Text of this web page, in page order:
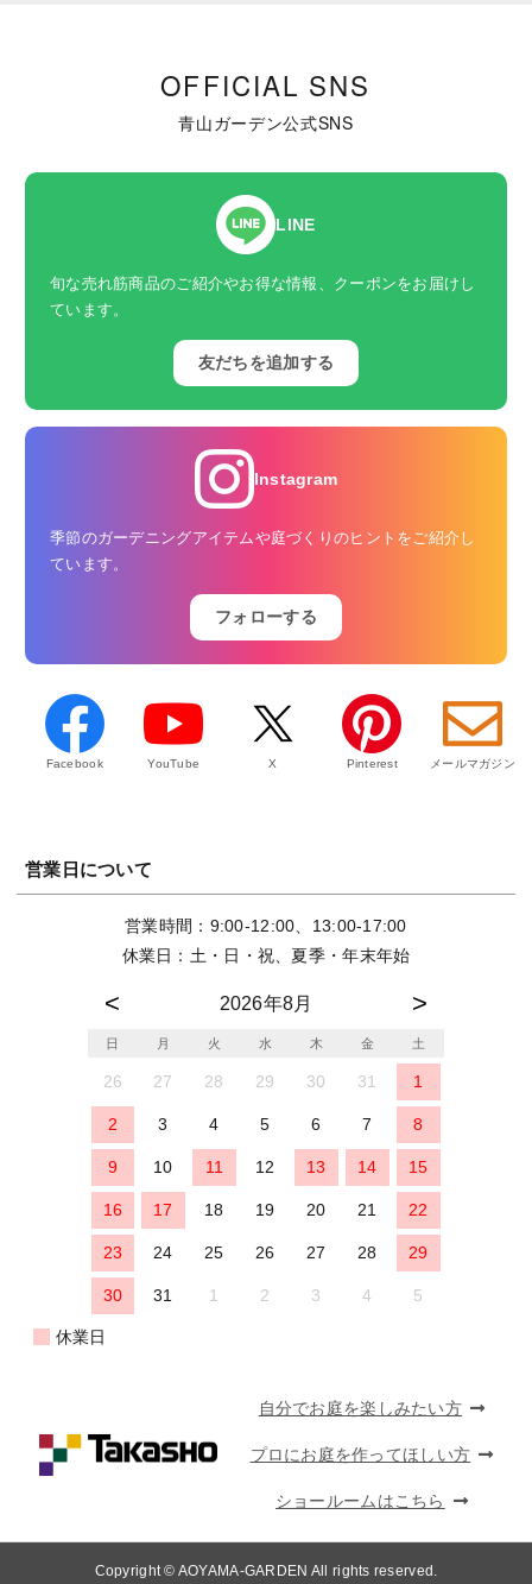
OFFICIAL SNS
青山ガーデン公式SNS
LINE
旬な売れ筋商品のご紹介やお得な情報、クーポンをお届けし
ています。
友だちを追加する
Instagram
季節のガーデニングアイテムや庭づくりのヒントをご紹介し
ています。
フォローする
Facebook YouTube X Pinterest メールマガジン
営業日について
営業時間：9:00-12:00、13:00-17:00
休業日：土・日・祝、夏季・年末年始
2026年8月
日 月 火 水 木 金 土
26 27 28 29 30 31 1
2 3 4 5 6 7 8
9 10 11 12 13 14 15
16 17 18 19 20 21 22
23 24 25 26 27 28 29
30 31 1 2 3 4 5
休業日
自分でお庭を楽しみたい方
プロにお庭を作ってほしい方
ショールームはこちら
Copyright © AOYAMA-GARDEN All rights reserved.